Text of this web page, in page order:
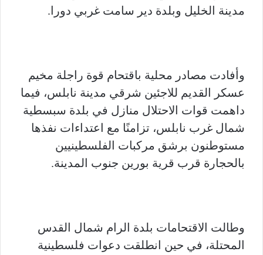
مدينة الخليل وبلدة دير سامت غربي دورا.
وأفادت مصادر محلية باقتحام قوة راجلة مخيم
عسكر القديم للاجئين شرقي مدينة نابلس، فيما
داهمت قوات الاحتلال منازل في بلدة سبسطية
شمال غرب نابلس، تزامنًا مع اعتداءات نفذها
مستوطنون برشق مركبات الفلسطينيين
بالحجارة قرب قرية بورين جنوب المدينة.
وطالت الاقتحامات بلدة الرام شمال القدس
المحتلة، في حين انطلقت دعوات فلسطينية